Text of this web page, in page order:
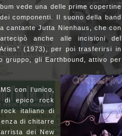
vede una delle prime copertine
componenti. Il suono della band
cantante Jutta Nienhaus, che con
anche alle incisioni del
(1973), per poi trasferirsi in
gruppo, gli Earthbound, attivo per
con l’unico,
di epico rock
italiano di
di chitarre
dei New